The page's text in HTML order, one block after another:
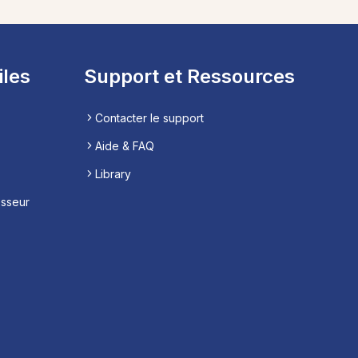
Support et Ressources
Contacter le support
Aide & FAQ
Library